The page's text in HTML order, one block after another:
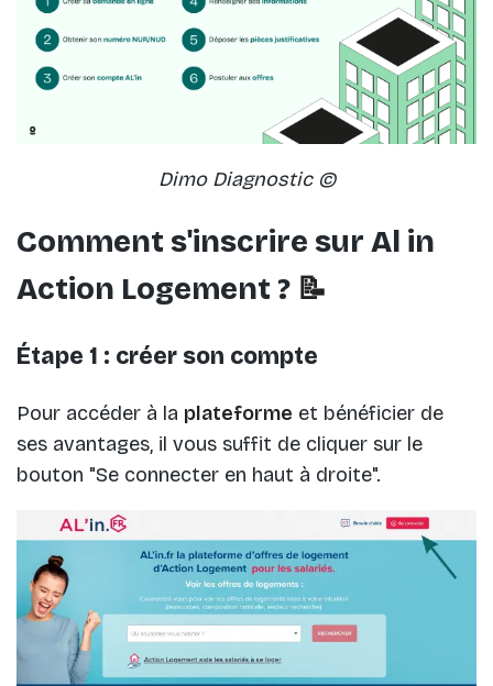
Dimo Diagnostic ©
Comment s'inscrire sur Al in
Action Logement ? 📝
Étape 1 : créer son compte
Pour accéder à la plateforme et bénéficier de
ses avantages, il vous suffit de cliquer sur le
bouton "Se connecter en haut à droite".